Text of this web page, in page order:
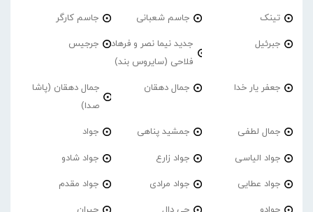
تینک جاسم شعبانی جاسم کارگر
جبرئیل
جدید نیما نصر و فرهاد
فلاحی (سایروس بند)
جرجیس
جعفر یار خدا جمال دهقان
جمال دهقان (پاشا
صدا)
جمال لطفی جمشید پناهی جواد
جواد الیاسی جواد زارع جواد شادو
جواد عطایی جواد مرادی جواد مقدم